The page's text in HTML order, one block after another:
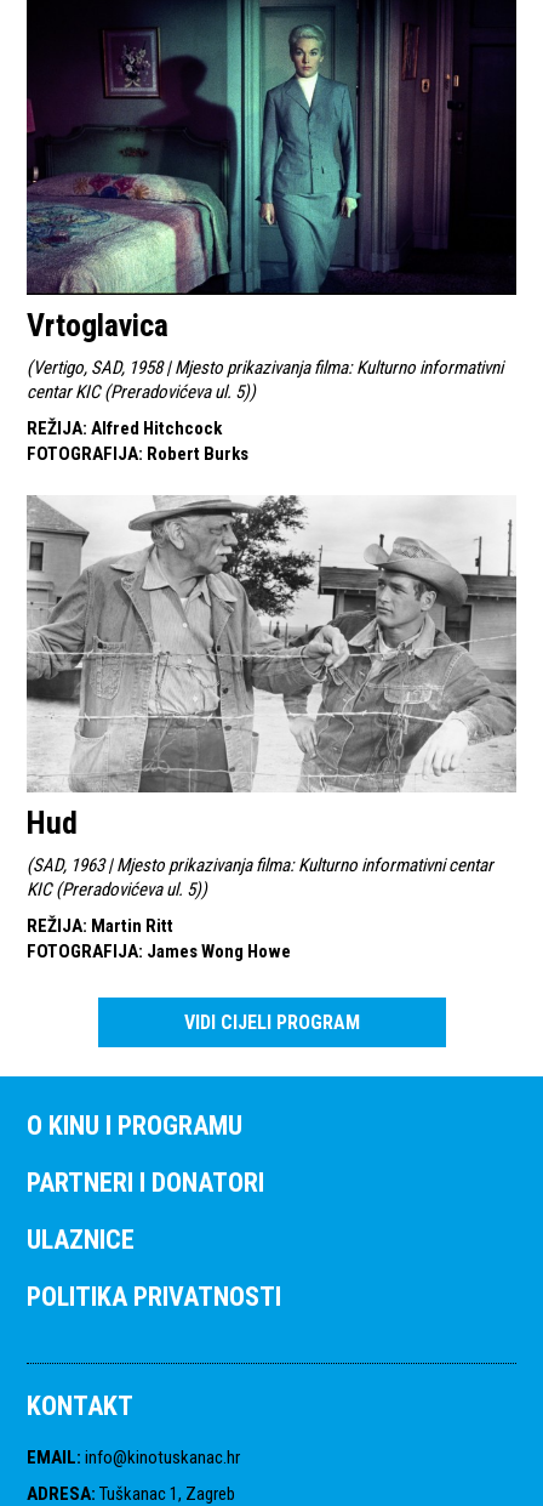
Vrtoglavica
(Vertigo, SAD, 1958 | Mjesto prikazivanja filma: Kulturno informativni
centar KIC (Preradovićeva ul. 5))
REŽIJA: Alfred Hitchcock
FOTOGRAFIJA: Robert Burks
Hud
(SAD, 1963 | Mjesto prikazivanja filma: Kulturno informativni centar
KIC (Preradovićeva ul. 5))
REŽIJA: Martin Ritt
FOTOGRAFIJA: James Wong Howe
VIDI CIJELI PROGRAM
O KINU I PROGRAMU
PARTNERI I DONATORI
ULAZNICE
POLITIKA PRIVATNOSTI
KONTAKT
EMAIL: info@kinotuskanac.hr
ADRESA: Tuškanac 1, Zagreb